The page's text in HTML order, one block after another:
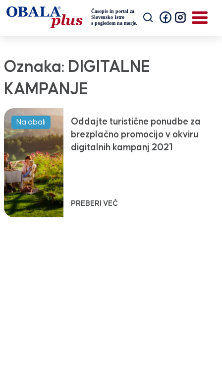
Oznaka: DIGITALNE
KAMPANJE
Na obali
Oddajte turistične ponudbe za
brezplačno promocijo v okviru
digitalnih kampanj 2021
PREBERI VEČ